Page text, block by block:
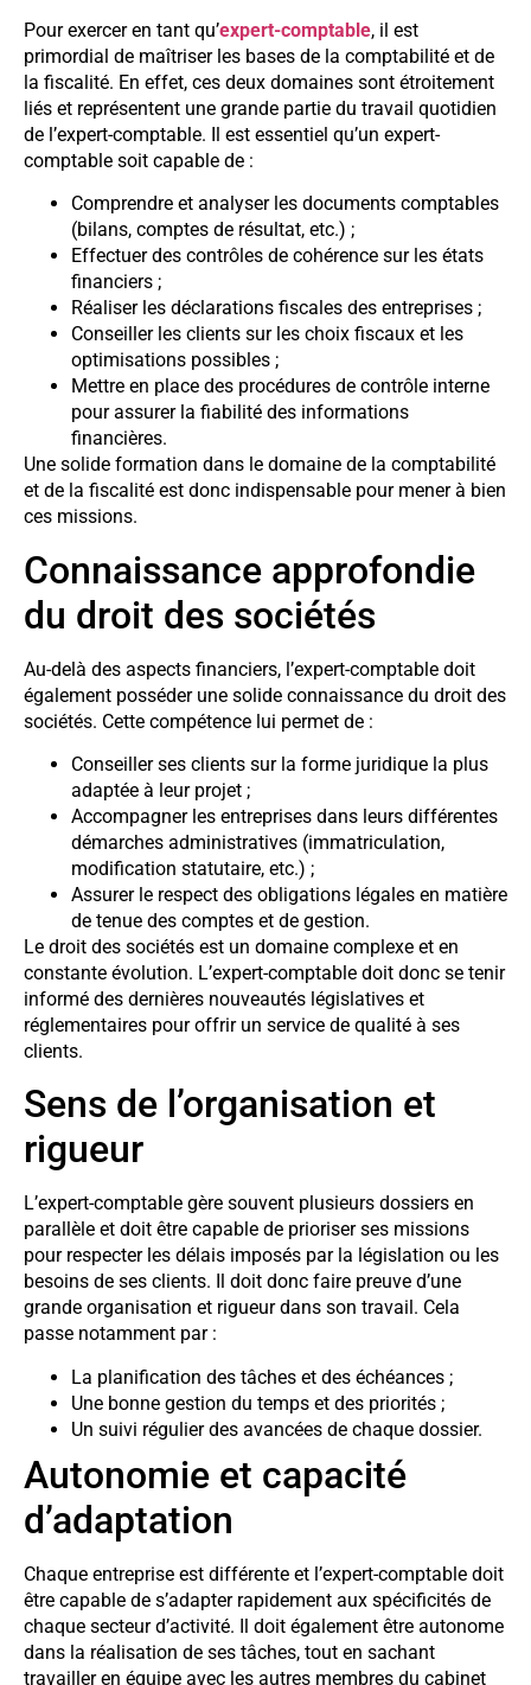
Pour exercer en tant qu’expert-comptable, il est
primordial de maîtriser les bases de la comptabilité et de
la fiscalité. En effet, ces deux domaines sont étroitement
liés et représentent une grande partie du travail quotidien
de l’expert-comptable. Il est essentiel qu’un expert-
comptable soit capable de :
Comprendre et analyser les documents comptables
(bilans, comptes de résultat, etc.) ;
Effectuer des contrôles de cohérence sur les états
financiers ;
Réaliser les déclarations fiscales des entreprises ;
Conseiller les clients sur les choix fiscaux et les
optimisations possibles ;
Mettre en place des procédures de contrôle interne
pour assurer la fiabilité des informations
financières.
Une solide formation dans le domaine de la comptabilité
et de la fiscalité est donc indispensable pour mener à bien
ces missions.
Connaissance approfondie
du droit des sociétés
Au-delà des aspects financiers, l’expert-comptable doit
également posséder une solide connaissance du droit des
sociétés. Cette compétence lui permet de :
Conseiller ses clients sur la forme juridique la plus
adaptée à leur projet ;
Accompagner les entreprises dans leurs différentes
démarches administratives (immatriculation,
modification statutaire, etc.) ;
Assurer le respect des obligations légales en matière
de tenue des comptes et de gestion.
Le droit des sociétés est un domaine complexe et en
constante évolution. L’expert-comptable doit donc se tenir
informé des dernières nouveautés législatives et
réglementaires pour offrir un service de qualité à ses
clients.
Sens de l’organisation et
rigueur
L’expert-comptable gère souvent plusieurs dossiers en
parallèle et doit être capable de prioriser ses missions
pour respecter les délais imposés par la législation ou les
besoins de ses clients. Il doit donc faire preuve d’une
grande organisation et rigueur dans son travail. Cela
passe notamment par :
La planification des tâches et des échéances ;
Une bonne gestion du temps et des priorités ;
Un suivi régulier des avancées de chaque dossier.
Autonomie et capacité
d’adaptation
Chaque entreprise est différente et l’expert-comptable doit
être capable de s’adapter rapidement aux spécificités de
chaque secteur d’activité. Il doit également être autonome
dans la réalisation de ses tâches, tout en sachant
travailler en équipe avec les autres membres du cabinet